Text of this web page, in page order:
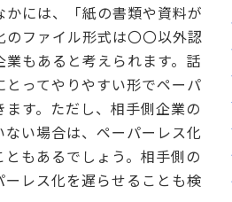
には、「紙の書類や資料が
ファイル形式は〇〇以外認
もあると考えられます。話
とってやりやすい形でペーパ
す。ただし、相手側企業の
い場合は、ペーパーレス化
もあるでしょう。相手側の
レス化を遅らせることも検